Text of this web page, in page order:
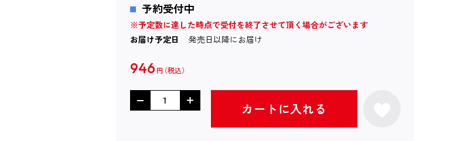
予約受付中
※予定数に達した時点で受付を終了させて頂く場合がございます
お届け予定日
発売日以降にお届け
946 円
カートに入れる